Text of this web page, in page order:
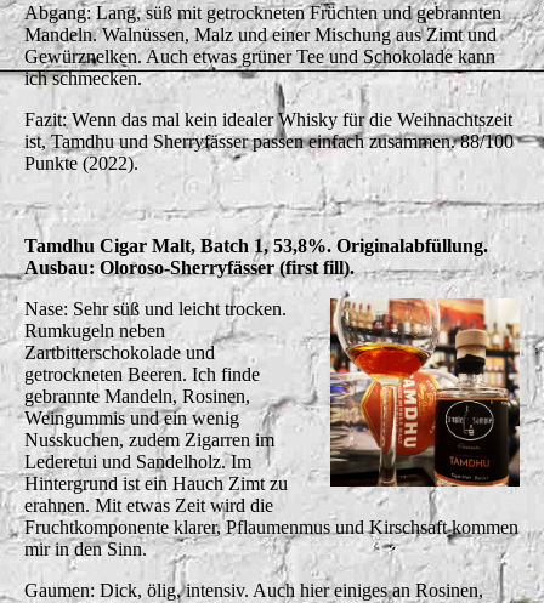
Abgang: Lang, süß mit getrockneten Früchten und gebrannten
Mandeln. Walnüssen, Malz und einer Mischung aus Zimt und
Gewürznelken. Auch etwas grüner Tee und Schokolade kann
ich schmecken.
Fazit: Wenn das mal kein idealer Whisky für die Weihnachtszeit
ist, Tamdhu und Sherryfässer passen einfach zusammen. 88/100
Punkte (2022).
Tamdhu Cigar Malt, Batch 1, 53,8%. Originalabfüllung.
Ausbau: Oloroso-Sherryfässer (first fill).
Nase: Sehr süß und leicht trocken.
Rumkugeln neben
Zartbitterschokolade und
getrockneten Beeren. Ich finde
gebrannte Mandeln, Rosinen,
Weingummis und ein wenig
Nusskuchen, zudem Zigarren im
Lederetui und Sandelholz. Im
Hintergrund ist ein Hauch Zimt zu
erahnen. Mit etwas Zeit wird die
Fruchtkomponente klarer, Pflaumenmus und Kirschsaft kommen
mir in den Sinn.
Gaumen: Dick, ölig, intensiv. Auch hier einiges an Rosinen,